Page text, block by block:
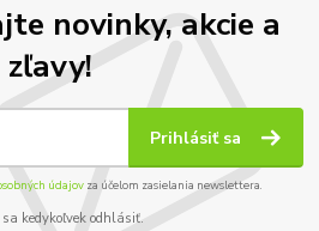
novinky, akcie a
zľavy!
Prihlásiť sa
údajov za účelom zasielania newslettera.
sa kedykoľvek odhlásiť.